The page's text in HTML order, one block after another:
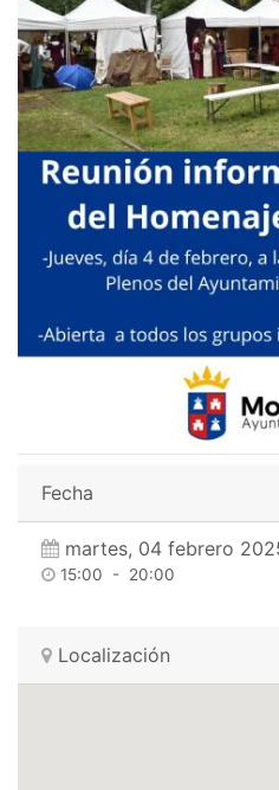
Fecha
martes, 04 febrero
15:00 - 20:00
Localización